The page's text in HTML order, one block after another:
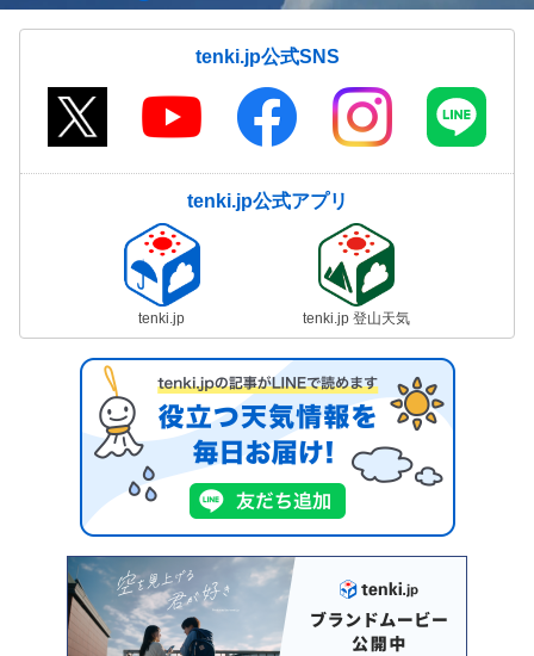
tenki.jp公式SNS
tenki.jp公式アプリ
tenki.jp tenki.jp 登山天気